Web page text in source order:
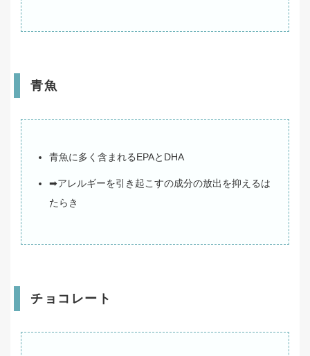
青魚
青魚に多く含まれるEPAとDHA
➡アレルギーを引き起こすの成分の放出を抑えるは
たらき
チョコレート